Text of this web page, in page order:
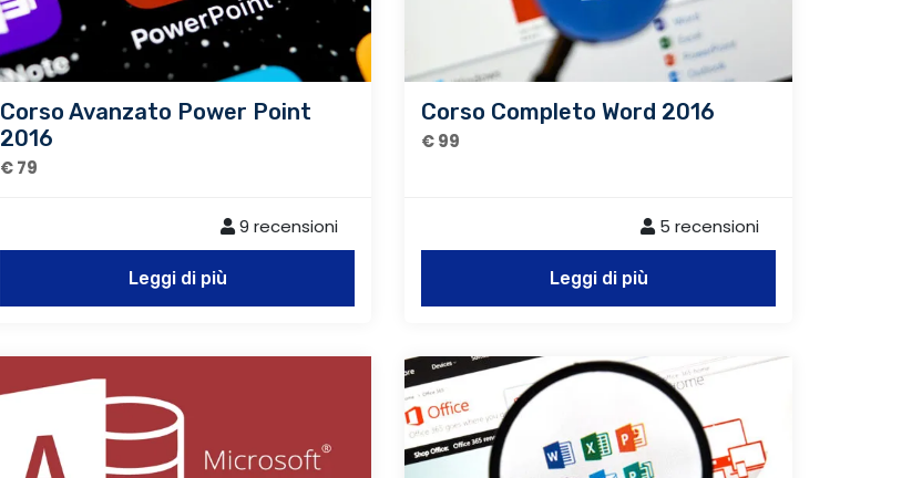
Corso Avanzato Power Point
2016
€ 79
9 recensioni
Leggi di più
Corso Completo Word 2016
€ 99
5 recensioni
Leggi di più